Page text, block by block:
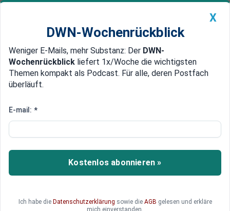
Newsticker MEIN DWN: Geldanlage Premium
Edelmetalle DWN-Magazin China
Computer entschlüsselt Manipulationen
Untersuchung: EU schreibt
Gesetze wörtlich nach Vorgaben
von Lobbyisten
Ein neues Textanalyse-Programm beweist, wie
hat. Britische Wissenschaftler haben diese
X
DWN-Wochenrückblick
Weniger E-Mails, mehr Substanz: Der DWN-
Wochenrückblick liefert 1x/Woche die wichtigsten
Themen kompakt als Podcast. Für alle, deren Postfach
überläuft.
E-mail: *
Kostenlos abonnieren »
Ich habe die Datenschutzerklärung sowie die AGB gelesen und erkläre